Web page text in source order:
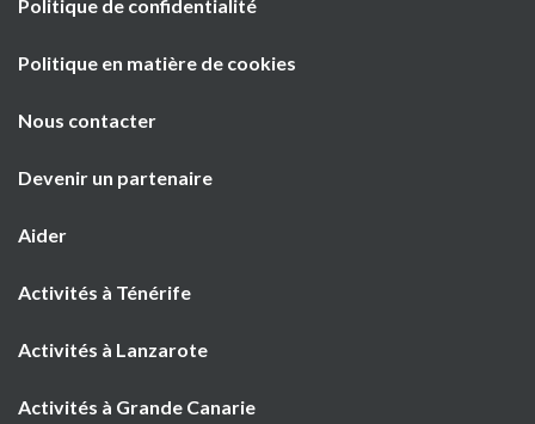
Politique de confidentialité
Politique en matière de cookies
Nous contacter
Devenir un partenaire
Aider
Activités à Ténérife
Activités à Lanzarote
Activités à Grande Canarie